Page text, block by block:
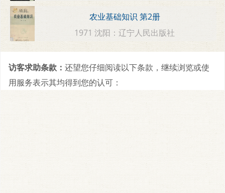
农业基础知识 第2册
1971 沈阳：辽宁人民出版社
访客求助条款： 还望您仔细阅读以下条款，继续浏览或使
用服务表示其均得到您的认可：